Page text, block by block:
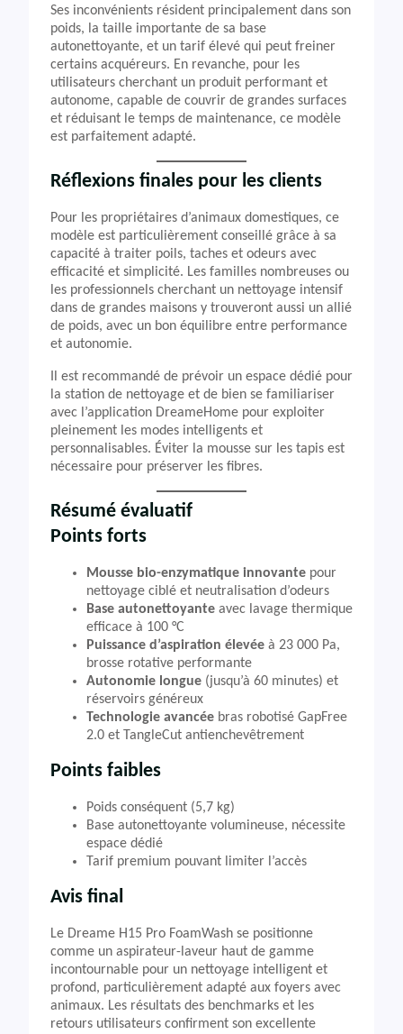
Ses inconvénients résident principalement dans son
poids, la taille importante de sa base
autonettoyante, et un tarif élevé qui peut freiner
certains acquéreurs. En revanche, pour les
utilisateurs cherchant un produit performant et
autonome, capable de couvrir de grandes surfaces
et réduisant le temps de maintenance, ce modèle
est parfaitement adapté.
Réflexions finales pour les clients
Pour les propriétaires d’animaux domestiques, ce
modèle est particulièrement conseillé grâce à sa
capacité à traiter poils, taches et odeurs avec
efficacité et simplicité. Les familles nombreuses ou
les professionnels cherchant un nettoyage intensif
dans de grandes maisons y trouveront aussi un allié
de poids, avec un bon équilibre entre performance
et autonomie.
Il est recommandé de prévoir un espace dédié pour
la station de nettoyage et de bien se familiariser
avec l’application DreameHome pour exploiter
pleinement les modes intelligents et
personnalisables. Éviter la mousse sur les tapis est
nécessaire pour préserver les fibres.
Résumé évaluatif
Points forts
Mousse bio-enzymatique innovante pour
nettoyage ciblé et neutralisation d’odeurs
Base autonettoyante avec lavage thermique
efficace à 100 °C
Puissance d’aspiration élevée à 23 000 Pa,
brosse rotative performante
Autonomie longue (jusqu’à 60 minutes) et
réservoirs généreux
Technologie avancée bras robotisé GapFree
2.0 et TangleCut antienchevêtrement
Points faibles
Poids conséquent (5,7 kg)
Base autonettoyante volumineuse, nécessite
espace dédié
Tarif premium pouvant limiter l’accès
Avis final
Le Dreame H15 Pro FoamWash se positionne
comme un aspirateur-laveur haut de gamme
incontournable pour un nettoyage intelligent et
profond, particulièrement adapté aux foyers avec
animaux. Les résultats des benchmarks et les
retours utilisateurs confirment son excellente